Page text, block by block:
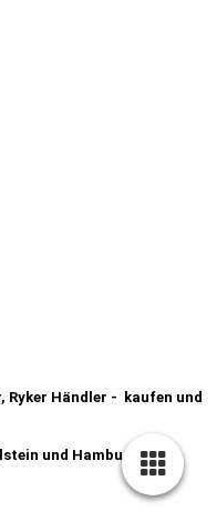
Ryker Händler - kaufen und
und Hamburg